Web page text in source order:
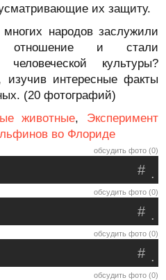
их защиту.
народов заслужили
отношение и стали
культуры?
изучив интересные факты
(20 фотографий)
животные, Эксперимент
во Флориде
обсудить фото (0)
.
#
обсудить фото (0)
.
#
обсудить фото (0)
.
#
обсудить фото (0)